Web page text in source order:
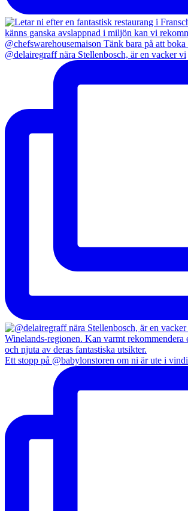
@delairegraff nära Stellenbosch, är en vacker vi
Ett stopp på @babylonstoren om ni är ute i vindi